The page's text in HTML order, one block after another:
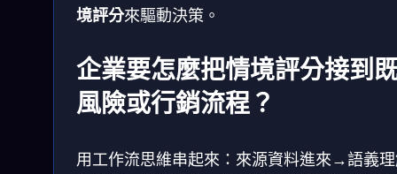
境評分來驅動決策。
企業要怎麼把情境評分接到
風險或行銷流程？
用工作流思維串起來：來源資料進來→語義